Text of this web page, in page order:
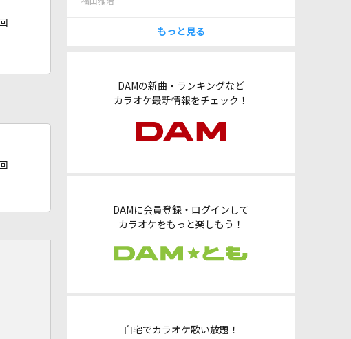
もっと見る
DAMの新曲・ランキングなど
カラオケ最新情報をチェック！
DAMに会員登録・ログインして
カラオケをもっと楽しもう！
自宅でカラオケ歌い放題！
回
回